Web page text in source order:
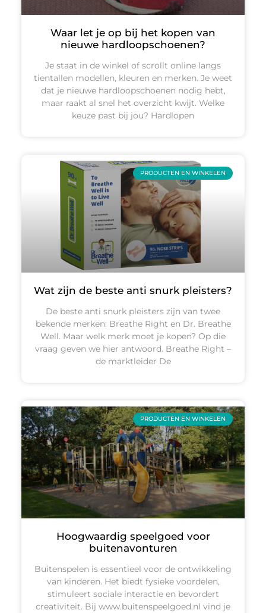
Waar let je op bij het kopen van
nieuwe hardloopschoenen?
Je staat in de winkel of scrollt online langs
tientallen modellen, kleuren en merken. Je weet
dat je nieuwe hardloopschoenen nodig hebt,
maar raakt al snel het overzicht kwijt. Welke
keuze past bij jou? Hardlopen
PRODUCTEN EN WINKELEN
Wat zijn de beste anti snurk pleisters?
De beste anti snurk pleisters zijn van twee
bekende merken: Breathe Right en Dr. Breathe
Well. Maar welk merk moet je kopen? Op die
vraag geven we hier antwoord. Breathe Right –
de marktleider De
PRODUCTEN EN WINKELEN
Hoogwaardig speelgoed voor
buitenavonturen
Buitenspelen is essentieel voor de ontwikkeling
van kinderen. Het biedt fysieke voordelen,
stimuleert sociale interactie en bevordert
creativiteit. Bij www.buitenspeelgoed.nl vind je